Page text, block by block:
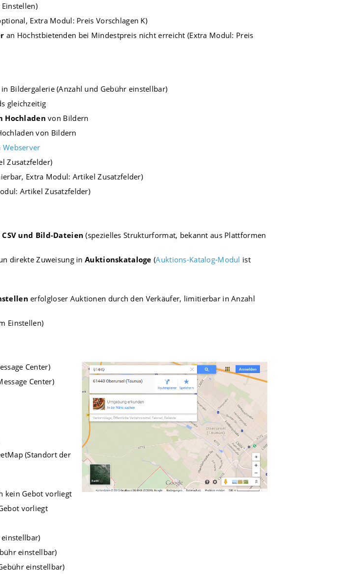
Extra Modul: Preis Vorschlagen K)
an Höchstbietenden bei Mindestpreis nicht erreicht (Extra Modul: Preis
Bildergalerie (Anzahl und Gebühr einstellbar)
gleichzeitig
Hochladen von Bildern
von Bildern
Webserver
Zusatzfelder)
Extra Modul: Artikel Zusatzfelder)
Artikel Zusatzfelder)
und Bild-Dateien (spezielles Strukturformat, bekannt aus Plattformen
direkte Zuweisung inAuktionskataloge (Auktions-Katalog-Modul ist
erfolgloser Auktionen durch den Verkäufer, limitierbar in Anzahl
Einstellen)
Center)
Center)
(Standort der
kein Gebot vorliegt
vorliegt
einstellbar)
einstellbar)